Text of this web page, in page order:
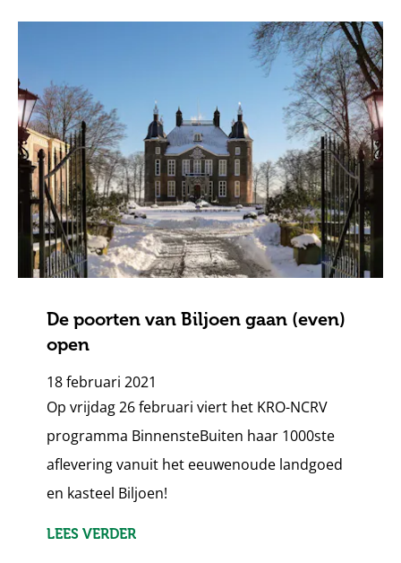
De poorten van Biljoen gaan (even)
open
18 februari 2021
Op vrijdag 26 februari viert het KRO-NCRV
programma BinnensteBuiten haar 1000ste
aflevering vanuit het eeuwenoude landgoed
en kasteel Biljoen!
LEES VERDER